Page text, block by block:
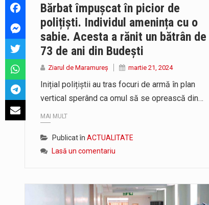
Testarea independentă a
Vremea va fi caniculară.
Bărbat împușcat în picior de
polițiști. Individul amenința cu o
sabie. Acesta a rănit un bătrân de
73 de ani din Budești
Ziarul de Maramureș martie 21, 2024
Inițial polițiștii au tras focuri de armă în plan
vertical sperând ca omul să se oprească din…
MAI MULT
Publicat în ACTUALITATE
Lasă un comentariu